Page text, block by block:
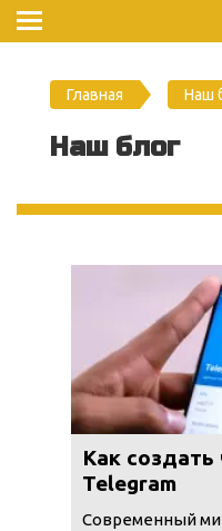
Главная Наш
Наш блог
Как создать
Telegram
Современный